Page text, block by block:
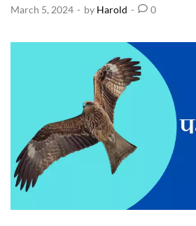
March 5, 2024 - by Harold - 0